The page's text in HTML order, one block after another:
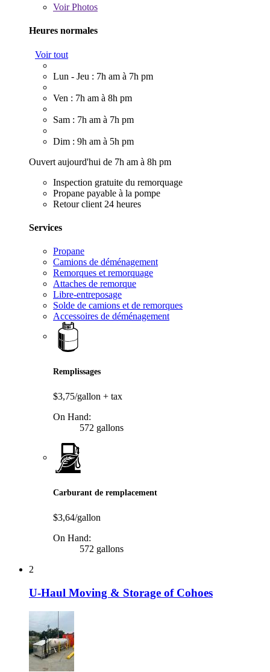
VoirPhotos
Heures normales
Voir tout
Lun - Jeu : 7h am à 7h pm
Ven : 7h am à 8h pm
Sam : 7h am à 7h pm
Dim : 9h am à 5h pm
Ouvert aujourd'hui de 7h am à 8h pm
Inspection gratuite du remorquage
Propane payable à la pompe
Retour client 24 heures
Services
Propane
Camions de déménagement
Remorques et remorquage
Attaches de remorque
Libre-entreposage
Solde de camions et de remorques
Accessoires de déménagement
Remplissages
$3,75/gallon + tax
On Hand:
572 gallons
Carburant de remplacement
$3,64/gallon
On Hand:
572 gallons
2
U-Haul Moving & Storage of Cohoes